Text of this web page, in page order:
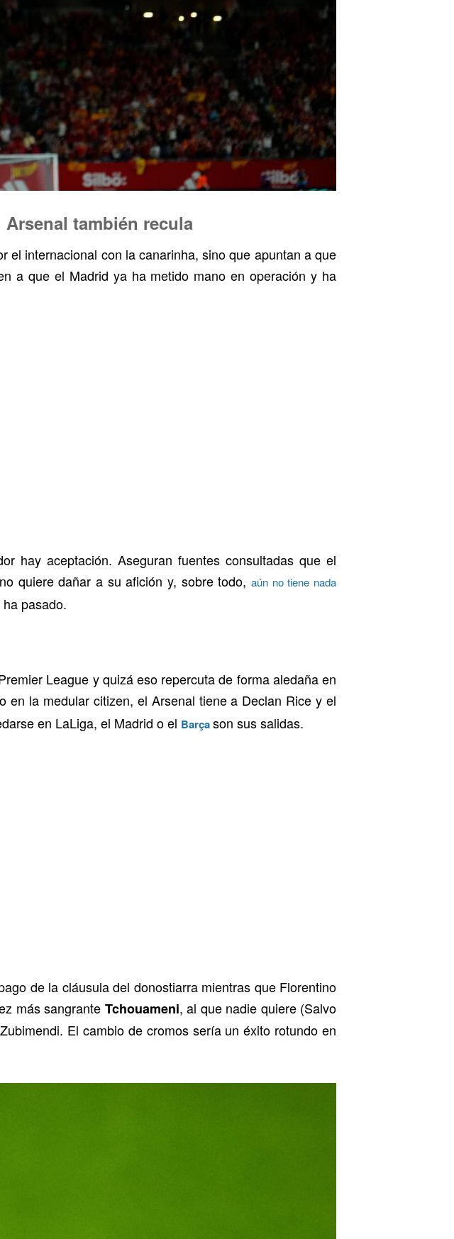
también recula
el internacional con la canarinha, sino que apuntan a que
a que el Madrid ya ha metido mano en operación y ha
hay aceptación. Aseguran fuentes consultadas que el
quiere dañar a su afición y, sobre todo,aún no tiene nada
pasado.
League y quizá eso repercuta de forma aledaña en
la medular citizen, el Arsenal tiene a Declan Rice y el
en LaLiga, el Madrid o el Barçason sus salidas.
de la cláusula del donostiarra mientras que Florentino
más sangrante Tchouameni, al que nadie quiere (Salvo
El cambio de cromos sería un éxito rotundo en